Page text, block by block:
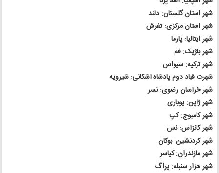
شهر استان گلستان: دلند
شهر استان مرکزی: تفرش
شهر ایتالیا: پارما
شهر بلژیک: فم
شهر ترکیه: سیواس
شهرت قباد دوم پادشاه اشکانی: شیرویه
شهر خراسان رضوی: نسر
شهر ژاپن: یوباری
شهر کامبوج: کپ
شهر کانزاس: نس
شهر کردنشین: بوکان
شهر مازندران: کیاسر
شهر هزار سنبله: پراگ